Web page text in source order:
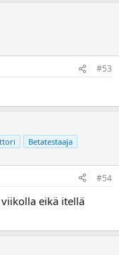
#53
Betatestaaja
#54
eikä itellä